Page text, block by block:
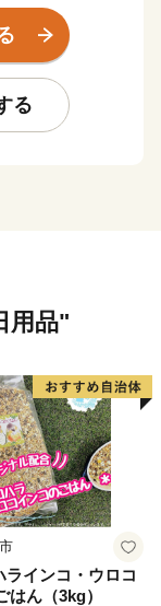
拠点としての
部では金魚の
方に限らせて
限は現在設けて
ことがありま
る
用品"
インコ・ウロコ
はん（3kg）